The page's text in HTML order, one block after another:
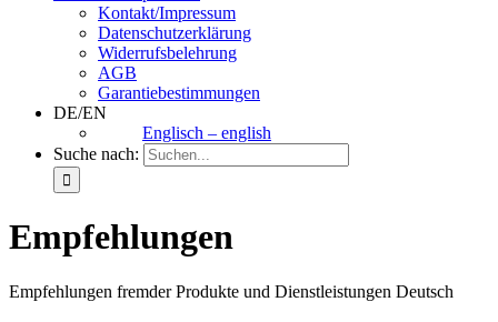
Kontakt/Impressum
Datenschutzerklärung
Widerrufsbelehrung
AGB
Garantiebestimmungen
DE/EN
Englisch – english
Suche nach:
Empfehlungen
Empfehlungen fremder Produkte und Dienstleistungen Deutsch